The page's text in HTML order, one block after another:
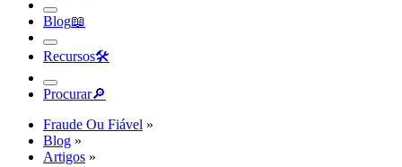
Blog📖︎
Recursos🛠︎
Procurar🔎︎
Fraude Ou Fiável »
Blog »
Artigos »